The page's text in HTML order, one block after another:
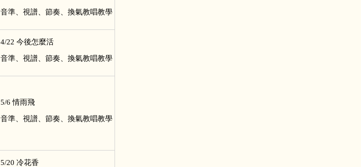
音準、視譜、節奏、換氣教唱教學
4/22 今後怎麼活
音準、視譜、節奏、換氣教唱教學
5/6情雨飛
音準、視譜、節奏、換氣教唱教學
5/20 冷花香